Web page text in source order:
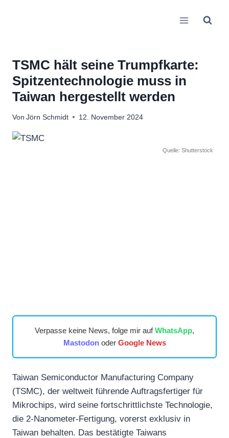
TSMC hält seine Trumpfkarte:
Spitzentechnologie muss in
Taiwan hergestellt werden
Von Jörn Schmidt 12. November 2024
Quelle: Shutterstock
Verpasse keine News, folge mir aufWhatsApp,
Mastodonoder Google News
Taiwan Semiconductor Manufacturing Company
(TSMC), der weltweit führende Auftragsfertiger für
Mikrochips, wird seine fortschrittlichste Technologie,
die 2-Nanometer-Fertigung, vorerst exklusiv in
Taiwan behalten. Das bestätigte Taiwans